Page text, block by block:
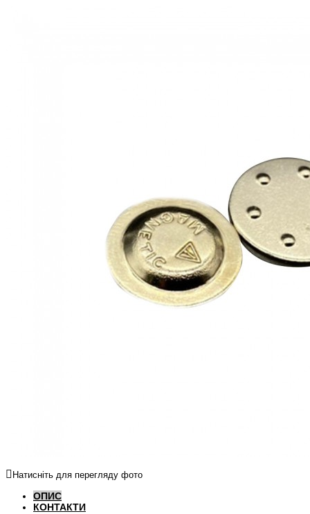
Натисніть для перегляду фото
ОПИС
КОНТАКТИ